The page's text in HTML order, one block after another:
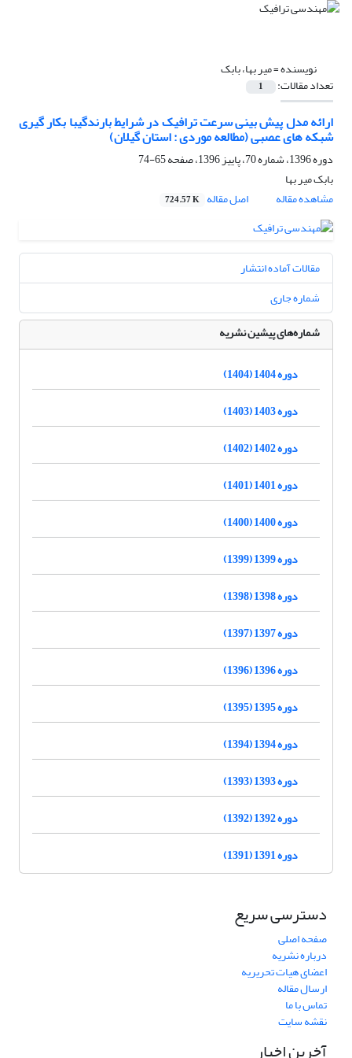
نویسنده =میر بها، بابک
تعداد مقالات: 1
ارائه مدل پیش بینی سرعت ترافیک در شرایط بارندگیبا بکار گیری
شبکه های عصبی (مطالعه موردی : استان گیلان)
دوره 1396، شماره 70، پاییز 1396، صفحه
65-74
بابک میر بها
مشاهده مقاله
اصل مقاله 724.57 K
مقالات آماده انتشار
شماره جاری
شماره‌های پیشین نشریه
دوره 1404 (1404)
دوره 1403 (1403)
دوره 1402 (1402)
دوره 1401 (1401)
دوره 1400 (1400)
دوره 1399 (1399)
دوره 1398 (1398)
دوره 1397 (1397)
دوره 1396 (1396)
دوره 1395 (1395)
دوره 1394 (1394)
دوره 1393 (1393)
دوره 1392 (1392)
دوره 1391 (1391)
دسترسی سریع
صفحه اصلی
درباره نشریه
اعضای هیات تحریریه
ارسال مقاله
تماس با ما
نقشه سایت
آخرین اخبار